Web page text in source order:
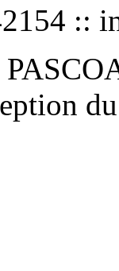
::